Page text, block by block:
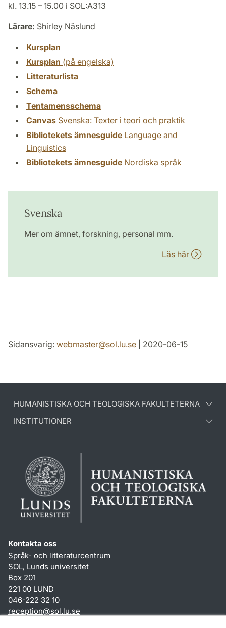
kl. 13.15 – 15.00 i SOL:A313
Lärare: Shirley Näslund
Kursplan
Kursplan (på engelska)
Litteraturlista
Schema
Tentamensschema
Canvas Svenska: Texter i teori och praktik
Bibliotekets ämnesguide Language and
Linguistics
Bibliotekets ämnesguide Nordiska språk
Svenska
Mer om ämnet, forskning, personal mm.
Läs här
Sidansvarig: webmaster@sol.lu.se | 2020-06-15
HUMANISTISKA OCH TEOLOGISKA FAKULTETERNA
INSTITUTIONER
Kontakta oss
Språk- och litteraturcentrum
SOL, Lunds universitet
Box 201
221 00 LUND
046-222 32 10
reception@sol.lu.se